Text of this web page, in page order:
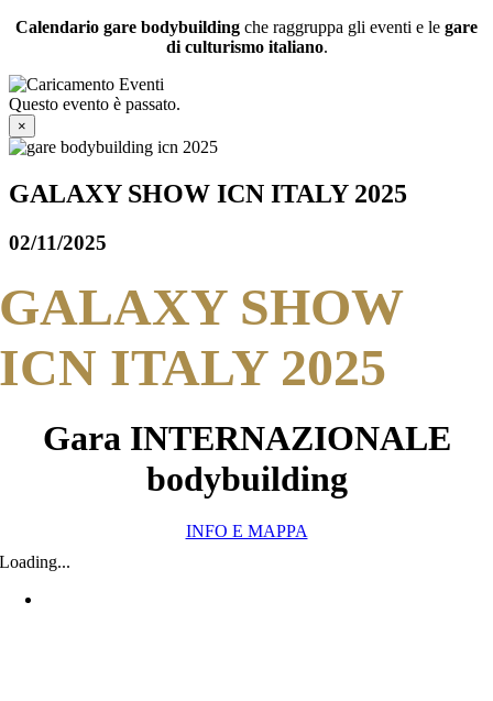
Calendario gare bodybuilding che raggruppa gli eventi e le gare
di culturismo italiano.
Questo evento è passato.
×
GALAXY SHOW ICN ITALY 2025
02/11/2025
GALAXY SHOW
ICN ITALY 2025
Gara INTERNAZIONALE
bodybuilding
INFO E MAPPA
Loading...